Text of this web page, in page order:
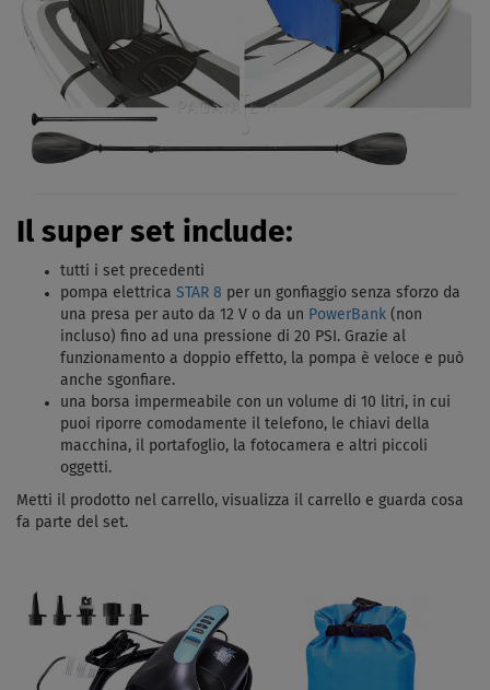
Il super set include:
tutti i set precedenti
pompa elettrica STAR 8 per un gonfiaggio senza sforzo da
una presa per auto da 12 V o da un PowerBank (non
incluso) fino ad una pressione di 20 PSI. Grazie al
funzionamento a doppio effetto, la pompa è veloce e può
anche sgonfiare.
una borsa impermeabile con un volume di 10 litri, in cui
puoi riporre comodamente il telefono, le chiavi della
macchina, il portafoglio, la fotocamera e altri piccoli
oggetti.
Metti il ​​prodotto nel carrello, visualizza il carrello e guarda cosa
fa parte del set.